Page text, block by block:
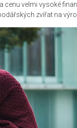
velmi vysoké
zvířat na